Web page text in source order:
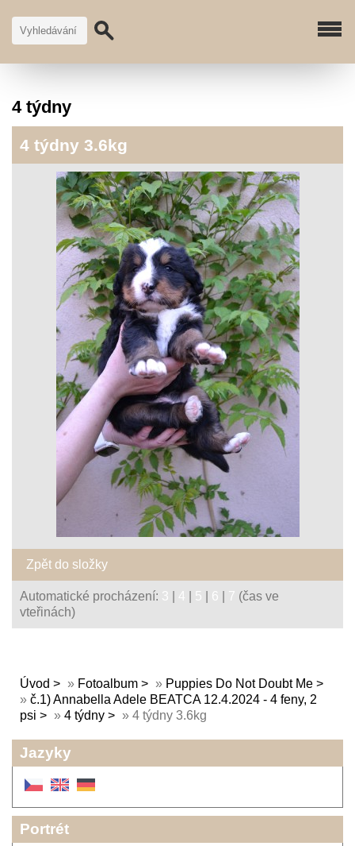
4 týdny
4 týdny 3.6kg
Zpět do složky
Automatické procházení: 3 4 5 6 7 (čas ve
vteřinách)
Úvod » Fotoalbum » Puppies Do Not Doubt Me
» č.1) Annabella Adele BEATCA 12.4.2024 - 4 feny, 2
psi
» 4 týdny » 4 týdny 3.6kg
Jazyky
Portrét